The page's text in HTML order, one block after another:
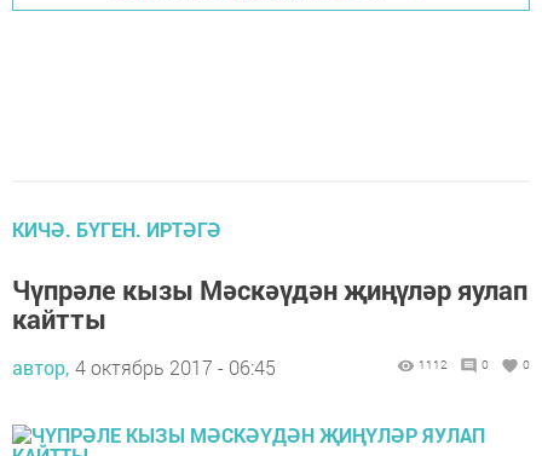
КИЧӘ. БҮГЕН. ИРТӘГӘ
Чүпрәле кызы Мәскәүдән җиңүләр яулап
кайтты
автор, 4 октябрь 2017 - 06:45 1112 0 0